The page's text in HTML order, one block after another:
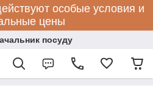
особые условия и
цены
посуду